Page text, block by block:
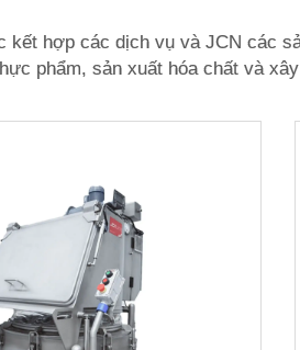
kết hợp các dịch vụ và JCN các
phẩm, sản xuất hóa chất và